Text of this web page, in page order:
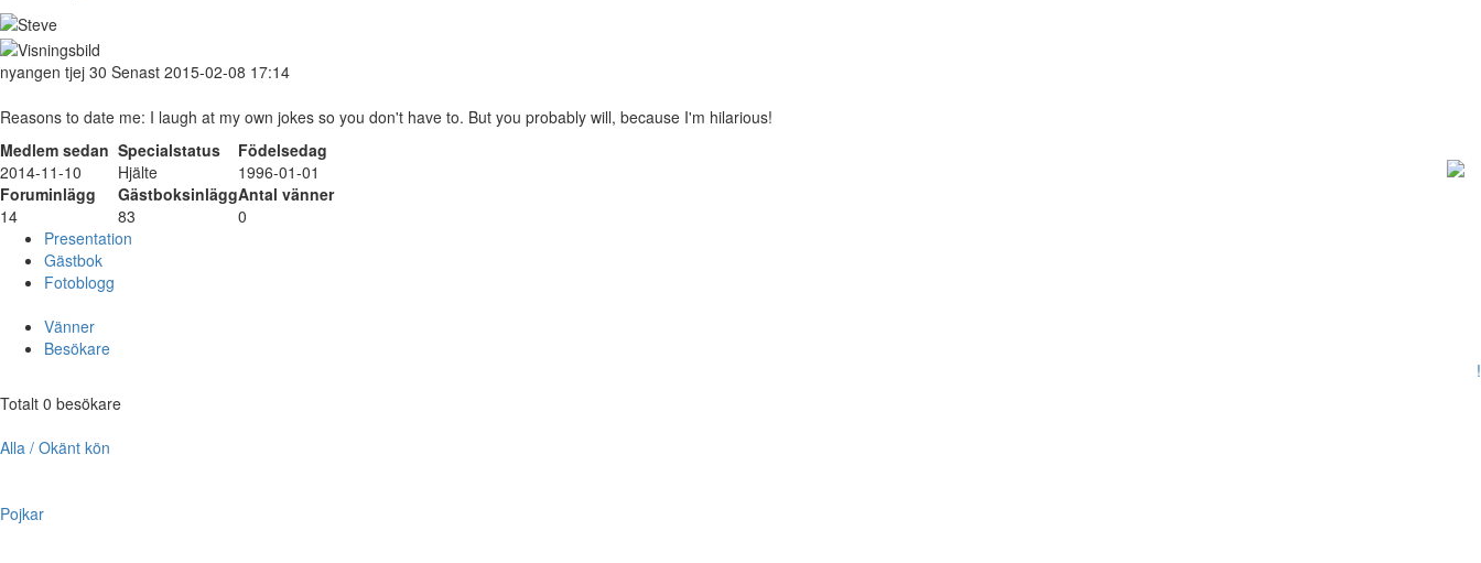
nyangen tjej 30 Senast 2015-02-08 17:14
Reasons to date me: I laugh at my own jokes so you don't have to. But you probably will, because I'm hilarious!
Medlem sedan Specialstatus
Födelsedag
2014-11-10
Hjälte
1996-01-01
Foruminlägg
GästboksinläggAntal vänner
14
83
0
Presentation
Gästbok
Fotoblogg
Vänner
Besökare
!
Totalt 0 besökare
Alla / Okänt kön
Pojkar